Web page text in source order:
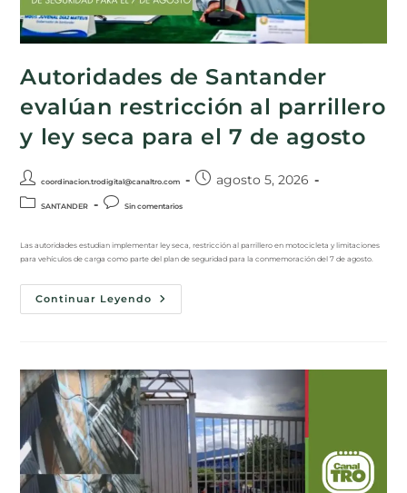
Autoridades de Santander
evalúan restricción al parrillero
y ley seca para el 7 de agosto
coordinacion.trodigital@canaltro.com agosto 5, 2026
SANTANDER Sin comentarios
Las autoridades estudian implementar ley seca, restricción al parrillero en motocicleta y limitaciones
para vehículos de carga como parte del plan de seguridad para la conmemoración del 7 de agosto.
Continuar Leyendo